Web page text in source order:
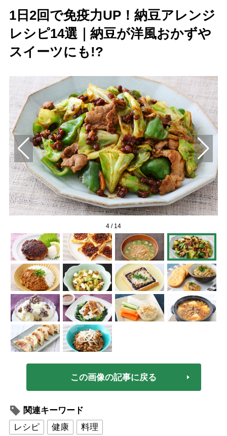
1日2回で免疫力UP！納豆アレンジ
レシピ14選｜納豆が洋風おかずや
スイーツにも!?
4 / 14
この画像の記事に戻る
関連キーワード
レシピ
健康 料理